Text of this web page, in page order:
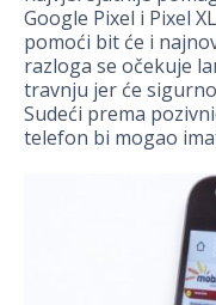
Google Pixel i Pixel
pomoći bit će i
razloga se očekuje
travnju jer će
Sudeći prema
telefon bi mogao